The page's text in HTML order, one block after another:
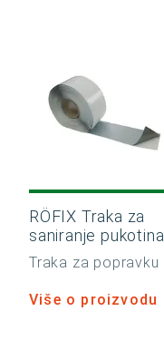
RÖFIX Traka za
saniranje pukotina
Traka za popravku
Više o proizvodu